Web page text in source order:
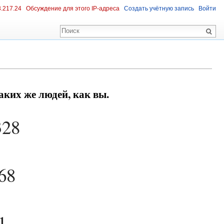
же людей, как вы.
Обсуждение для этого IP-адреса Создать учётную запись Войти